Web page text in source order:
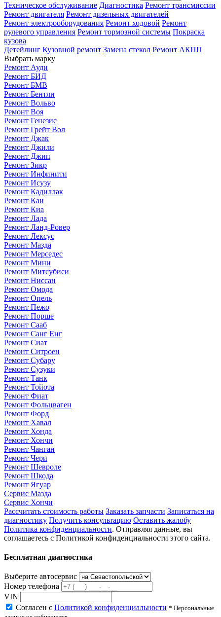
Техническое обслуживание Диагностика Ремонт трансмиссии
Ремонт двигателя Ремонт дизельных двигателей
Ремонт электрооборудования Ремонт ходовой Ремонт
рулевого управления Ремонт тормозной системы Покраска
кузова
Детейлинг Кузовной ремонт Замена стекол Ремонт АКПП
Выбрать марку
Ремонт Ауди
Ремонт БИД
Ремонт БМВ
Ремонт Бентли
Ремонт Вольво
Ремонт Воя
Ремонт Генезис
Ремонт Грейт Вол
Ремонт Джак
Ремонт Джили
Ремонт Джип
Ремонт Зикр
Ремонт Инфинити
Ремонт Исузу
Ремонт Кадиллак
Ремонт Каи
Ремонт Киа
Ремонт Лада
Ремонт Ланд-Ровер
Ремонт Лексус
Ремонт Мазда
Ремонт Мерседес
Ремонт Мини
Ремонт Митсубиси
Ремонт Ниссан
Ремонт Омода
Ремонт Опель
Ремонт Пежо
Ремонт Порше
Ремонт Сааб
Ремонт Санг Енг
Ремонт Сиат
Ремонт Ситроен
Ремонт Субару
Ремонт Сузуки
Ремонт Танк
Ремонт Тойота
Ремонт Фиат
Ремонт Фольцваген
Ремонт Форд
Ремонт Хавал
Ремонт Хонда
Ремонт Хончи
Ремонт Чанган
Ремонт Чери
Ремонт Шевроле
Ремонт Шкода
Ремонт Ягуар
Сервис Мазда
Сервис Хончи
Рассчитать стоимость работы Заказать запчасти Записаться на
диагностику Получить консультацию Оставить жалобу
Политика конфиденциальности. Отправляя данные, вы
соглашаетесь с Политикой конфиденциальности этого сайта.
Бесплатная диагностика
Выберите автосервис
Номер телефона
VIN
Согласен с Политикой конфиденциальности * Персональные